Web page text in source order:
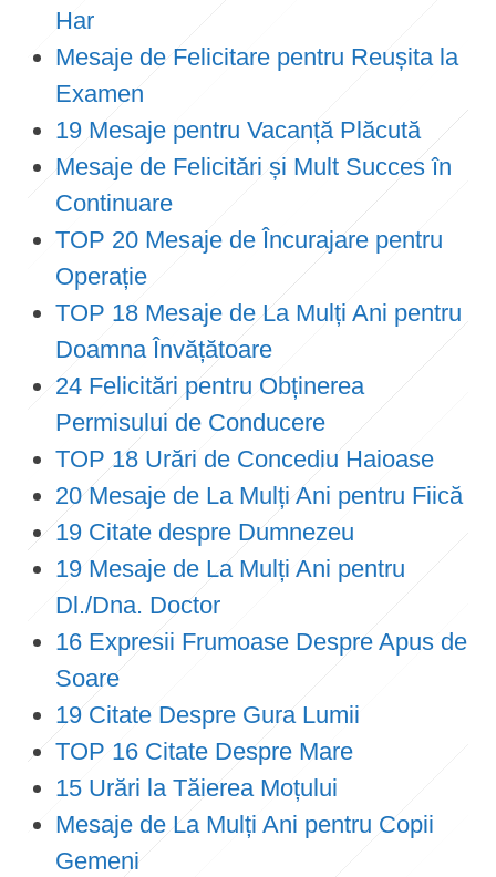
Har
Mesaje de Felicitare pentru Reușita la
Examen
19 Mesaje pentru Vacanță Plăcută
Mesaje de Felicitări și Mult Succes în
Continuare
TOP 20 Mesaje de Încurajare pentru
Operație
TOP 18 Mesaje de La Mulți Ani pentru
Doamna Învățătoare
24 Felicitări pentru Obținerea
Permisului de Conducere
TOP 18 Urări de Concediu Haioase
20 Mesaje de La Mulți Ani pentru Fiică
19 Citate despre Dumnezeu
19 Mesaje de La Mulți Ani pentru
Dl./Dna. Doctor
16 Expresii Frumoase Despre Apus de
Soare
19 Citate Despre Gura Lumii
TOP 16 Citate Despre Mare
15 Urări la Tăierea Moțului
Mesaje de La Mulți Ani pentru Copii
Gemeni